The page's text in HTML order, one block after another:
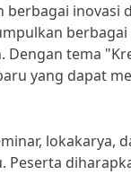
berbagai
tema
yang dapat
lokakarya,